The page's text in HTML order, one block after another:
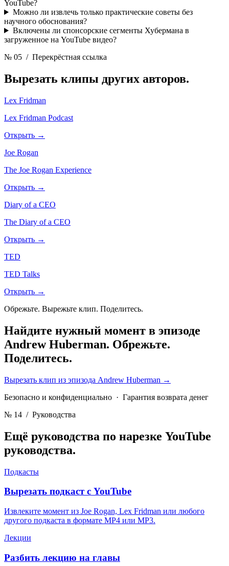
YouTube?
Можно ли извлечь только практические советы без
научного обоснования?
Включены ли спонсорские сегменты Хубермана в
загруженное на YouTube видео?
№ 05 / Перекрёстная ссылка
Вырезать клипы других авторов.
Lex Fridman
Lex Fridman Podcast
Открыть →
Joe Rogan
The Joe Rogan Experience
Открыть →
Diary of a CEO
The Diary of a CEO
Открыть →
TED
TED Talks
Открыть →
Обрежьте. Вырежьте клип. Поделитесь.
Найдите нужный момент в эпизоде
Andrew Huberman. Обрежьте.
Поделитесь.
Вырезать клип из эпизода Andrew Huberman →
Безопасно и конфиденциально · Гарантия возврата денег
№ 14 / Руководства
Ещё руководства по нарезке YouTube
руководства.
Подкасты
Вырезать подкаст с YouTube
Извлеките момент из Joe Rogan, Lex Fridman или любого
другого подкаста в формате MP4 или MP3.
Лекции
Разбить лекцию на главы